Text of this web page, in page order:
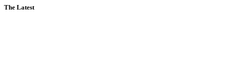
The Latest